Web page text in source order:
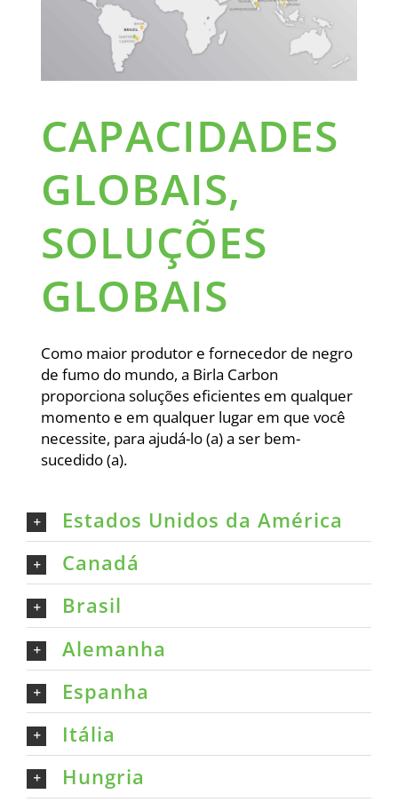
CAPACIDADES
GLOBAIS,
SOLUÇÕES
GLOBAIS
Como maior produtor e fornecedor de negro
de fumo do mundo, a Birla Carbon
proporciona soluções eficientes em qualquer
momento e em qualquer lugar em que você
necessite, para ajudá-lo (a) a ser bem-
sucedido (a).
Estados Unidos da América
Canadá
Brasil
Alemanha
Espanha
Itália
Hungria